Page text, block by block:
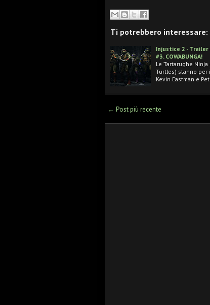
Ti potrebbero interessare:
Injustice 2 -
#3. COWABUNGA!
Le Tartarughe
Turtles) stanno per
Kevin Eastman e
← Post più recente